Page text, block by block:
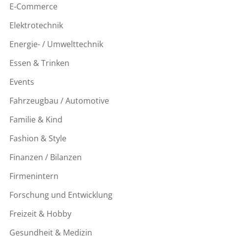
E-Commerce
Elektrotechnik
Energie- / Umwelttechnik
Essen & Trinken
Events
Fahrzeugbau / Automotive
Familie & Kind
Fashion & Style
Finanzen / Bilanzen
Firmenintern
Forschung und Entwicklung
Freizeit & Hobby
Gesundheit & Medizin